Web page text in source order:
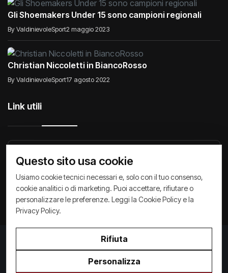
Gli Shoemakers Under 15 sono campioni regionali
By ValdinievoleSport2 maggio 2023
Christian Niccoletti in BiancoRosso
By ValdinievoleSport17 agosto 2022
Link utili
Raccontiamo di Noi Comunicati
Privacy Policy Cookie Policy Archivio News
Privacy Policy/Cookie Policy
Copyright ©2026ValdinievoleSport.it - powered by
Paralleloweb
Questo sito usa cookie
Usiamo cookie tecnici necessari e, solo con il tuo consenso,
cookie analitici o di marketing. Puoi accettare, rifiutare o
personalizzare le preferenze. Leggi la Cookie Policy e la
Privacy Policy.
Rifiuta
Personalizza